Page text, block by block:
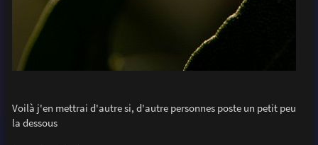
Voilà j'en mettrai d'autre si, d'autre personnes poste un petit peu
la dessous